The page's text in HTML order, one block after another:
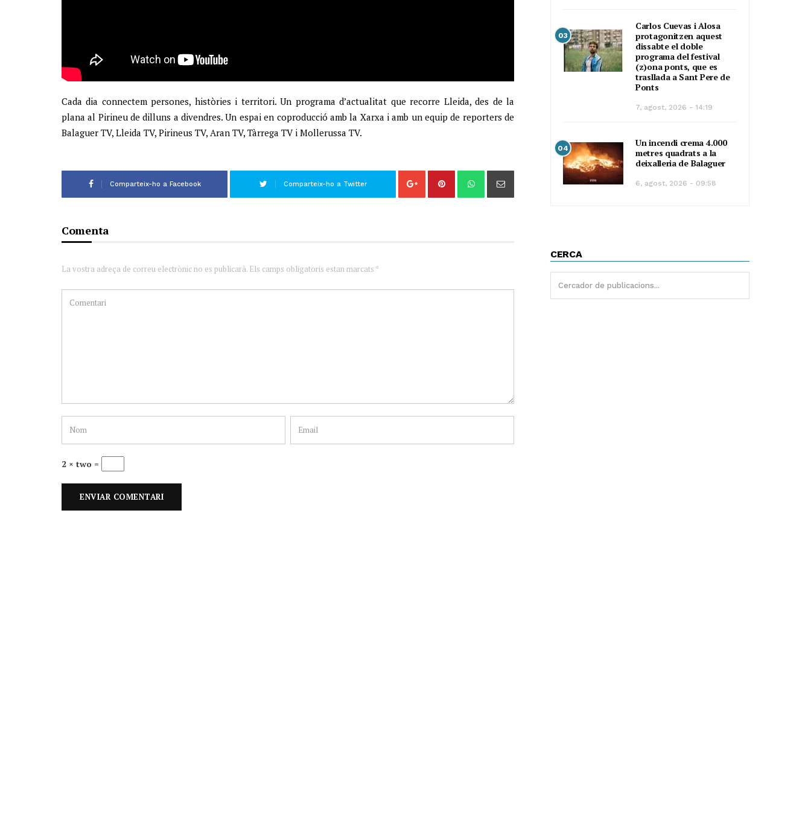
Cada dia connectem persones, històries i territori. Un programa d’actualitat que recorre Lleida, des de la
plana al Pirineu de dilluns a divendres. Un espai en coproducció amb la Xarxa i amb un equip de reporters de
Balaguer TV, Lleida TV, Pirineus TV, Aran TV, Tàrrega TV i Mollerussa TV.
Comparteix-ho a Facebook Comparteix-ho a Twitter
Comenta
La vostra adreça de correu electrònic no es publicarà. Els camps obligatoris estan marcats *
2 × two =
03
Carlos Cuevas i Alosa
protagonitzen aquest
dissabte el doble
programa del festival
(z)ona ponts, que es
trasllada a Sant Pere de
Ponts
7, agost, 2026 - 14:19
04
Un incendi crema 4.000
metres quadrats a la
deixalleria de Balaguer
6, agost, 2026 - 09:58
CERCA